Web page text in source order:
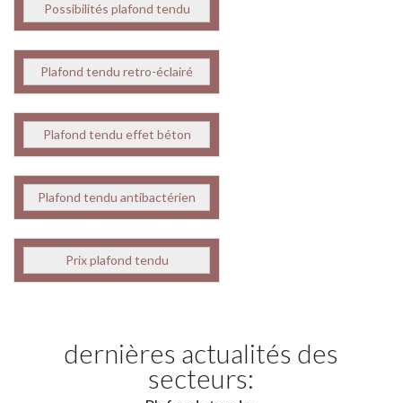
Possibilités plafond tendu
Plafond tendu retro-éclairé
Plafond tendu effet béton
Plafond tendu antibactérien
Prix plafond tendu
dernières actualités des
secteurs: